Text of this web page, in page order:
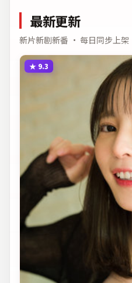
最新更新
新片新剧新番 · 每日同步上架
★ 9.3